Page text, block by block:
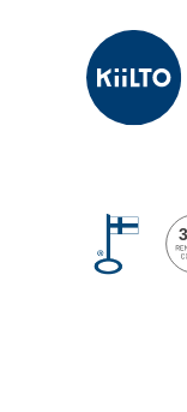
Kiilto Poland